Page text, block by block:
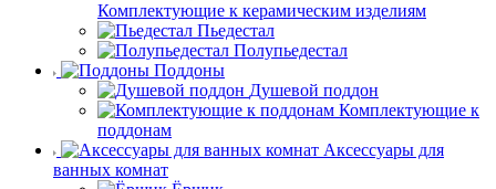
Комплектующие к керамическим изделиям
Пьедестал
Полупьедестал
Поддоны
Душевой поддон
Комплектующие к
поддонам
Аксессуары для
ванных комнат